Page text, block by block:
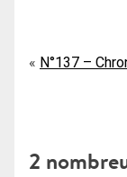
N°137 –
2